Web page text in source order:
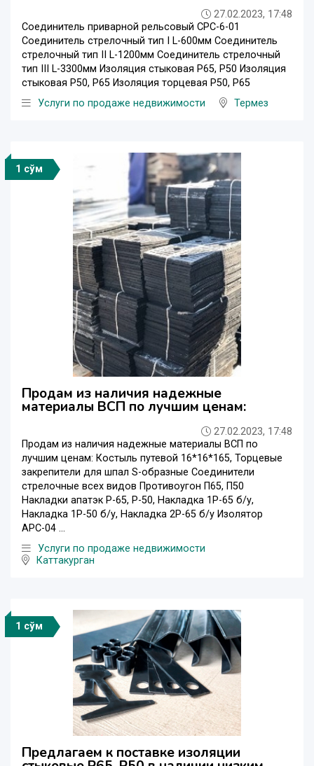
27.02.2023, 17:48
Соединитель приварной рельсовый СРС-6-01
Соединитель стрелочный тип I L-600мм Соединитель
стрелочный тип II L-1200мм Соединитель стрелочный
тип III L-3300мм Изоляция стыковая Р65, Р50 Изоляция
стыковая Р50, Р65 Изоляция торцевая Р50, Р65
Услуги по продаже недвижимости
Термез
1 сўм
Продам из наличия надежные
материалы ВСП по лучшим ценам:
27.02.2023, 17:48
Продам из наличия надежные материалы ВСП по
лучшим ценам: Костыль путевой 16*16*165, Торцевые
закрепители для шпал S-образные Соединители
стрелочные всех видов Противоугон П65, П50
Накладки апатэк Р-65, Р-50, Накладка 1Р-65 б/у,
Накладка 1Р-50 б/у, Накладка 2Р-65 б/у Изолятор
АРС-04 ...
Услуги по продаже недвижимости
Каттакурган
1 сўм
Предлагаем к поставке изоляции